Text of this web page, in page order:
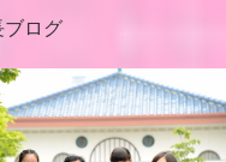
ブログ